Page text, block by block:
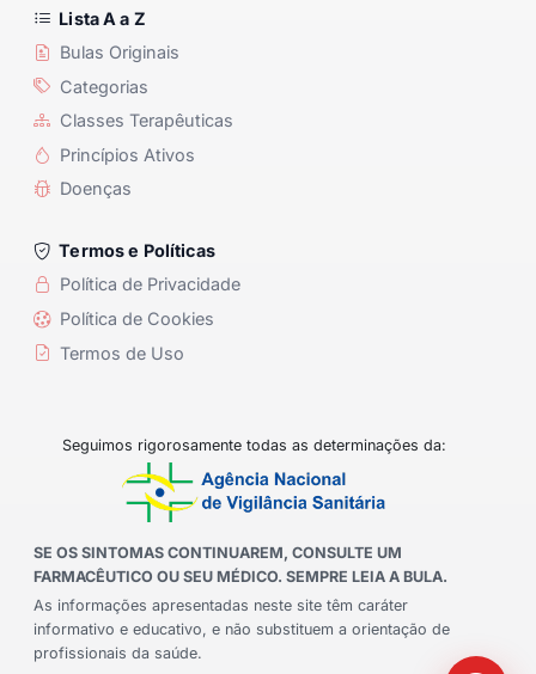
Lista A a Z
Bulas Originais
Categorias
Classes Terapêuticas
Princípios Ativos
Doenças
Termos e Políticas
Política de Privacidade
Política de Cookies
Termos de Uso
Seguimos rigorosamente todas as determinações da:
SE OS SINTOMAS CONTINUAREM, CONSULTE UM
FARMACÊUTICO OU SEU MÉDICO. SEMPRE LEIA A BULA.
As informações apresentadas neste site têm caráter
informativo e educativo, e não substituem a orientação de
profissionais da saúde.